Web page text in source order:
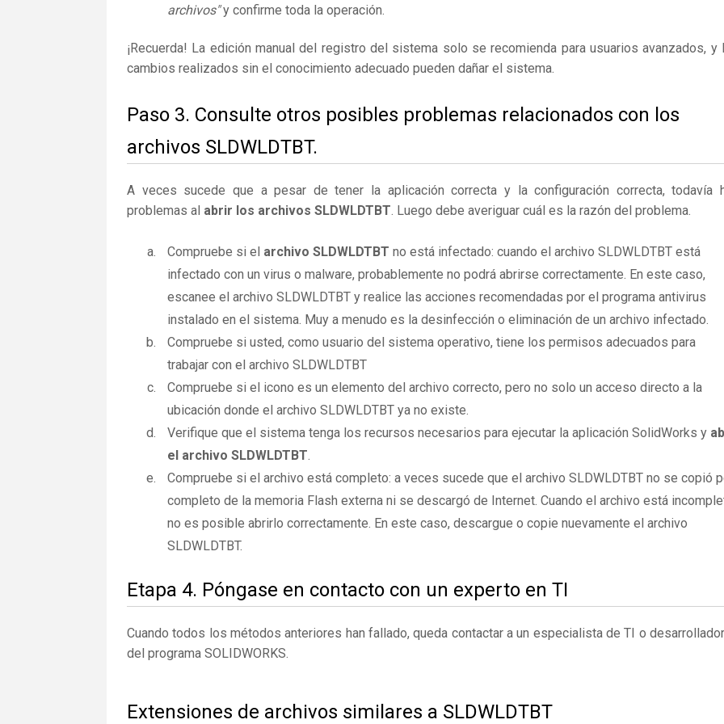
archivos"y confirme toda la operación.
¡Recuerda! La edición manual del registro del sistema solo se recomienda para usuarios avanzados, y
cambios realizados sin el conocimiento adecuado pueden dañar el sistema.
Paso 3. Consulte otros posibles problemas relacionados con los
archivos SLDWLDTBT.
A veces sucede que a pesar de tener la aplicación correcta y la configuración correcta, todavía
problemas al abrir los archivos SLDWLDTBT. Luego debe averiguar cuál es la razón del problema.
Compruebe si el archivo SLDWLDTBT no está infectado: cuando el archivo SLDWLDTBT está
infectado con un virus o malware, probablemente no podrá abrirse correctamente. En este caso,
escanee el archivo SLDWLDTBT y realice las acciones recomendadas por el programa antivirus
instalado en el sistema. Muy a menudo es la desinfección o eliminación de un archivo infectado.
Compruebe si usted, como usuario del sistema operativo, tiene los permisos adecuados para
trabajar con el archivo SLDWLDTBT
Compruebe si el icono es un elemento del archivo correcto, pero no solo un acceso directo a la
ubicación donde el archivo SLDWLDTBT ya no existe.
Verifique que el sistema tenga los recursos necesarios para ejecutar la aplicación SolidWorks y
el archivo SLDWLDTBT.
Compruebe si el archivo está completo: a veces sucede que el archivo SLDWLDTBT no se copió
completo de la memoria Flash externa ni se descargó de Internet. Cuando el archivo está
no es posible abrirlo correctamente. En este caso, descargue o copie nuevamente el archivo
SLDWLDTBT.
Etapa 4. Póngase en contacto con un experto en TI
Cuando todos los métodos anteriores han fallado, queda contactar a un especialista de TI o
del programa SOLIDWORKS.
Extensiones de archivos similares a SLDWLDTBT